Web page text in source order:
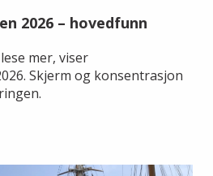
2026 – hovedfunn
mer, viser
Skjerm og konsentrasjon